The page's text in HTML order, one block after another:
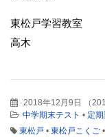
東松戸学習教室
高木
2018年12月9日 （
中学期末テスト • 定
東松戸 • 東松戸こくご •